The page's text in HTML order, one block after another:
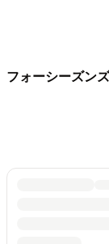
フォーシーズン